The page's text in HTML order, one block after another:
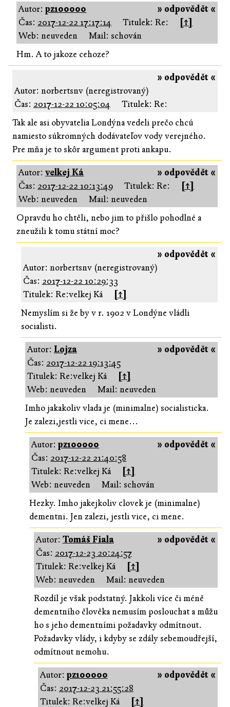
» odpovědět «
Autor:pz100000
Čas: 2017-12-22 17:17:14 Titulek: Re:
[↑]
Web: neuveden
Mail: schován
Hm. A to jakoze cehoze?
» odpovědět «
Autor: norbertsnv (neregistrovaný)
Čas: 2017-12-22 10:05:04
Titulek: Re:
Tak ale asi obyvatelia Londýna vedeli prečo chcú
namiesto súkromných dodávateľov vody verejného.
Pre mňa je to skôr argument proti ankapu.
» odpovědět «
Autor:velkej Ká
Čas: 2017-12-22 10:13:49 Titulek: Re:
[↑]
Web: neuveden
Mail: neuveden
Opravdu ho chtěli, nebo jim to přišlo pohodlné a
zneužili k tomu státní moc?
» odpovědět «
Autor: norbertsnv (neregistrovaný)
Čas: 2017-12-22 10:29:33
Titulek: Re:velkej Ká
[↑]
Nemyslím si že by v r. 1902 v Londýne vládli
socialisti.
» odpovědět «
Autor: Lojza
Čas: 2017-12-22 19:13:45
Titulek: Re:velkej Ká
[↑]
Web: neuveden
Mail: neuveden
Imho jakakoliv vlada je (minimalne) socialisticka.
Je zalezi,jestli vice, ci mene...
» odpovědět «
Autor:pz100000
Čas: 2017-12-22 21:40:58
Titulek: Re:velkej Ká
[↑]
Web: neuveden
Mail: schován
Hezky. Imho jakejkoliv clovek je (minimalne)
dementni. Jen zalezi, jestli vice, ci mene.
» odpovědět «
Autor: Tomáš Fiala
Čas: 2017-12-23 20:24:57
Titulek: Re:velkej Ká
[↑]
Web: neuveden
Mail: neuveden
Rozdíl je však podstatný. Jakkoli více či méně
dementního člověka nemusím poslouchat a můžu
ho s jeho dementními požadavky odmítnout.
Požadavky vlády, i kdyby se zdály sebemoudřejší,
odmítnout nemohu.
» odpovědět «
Autor: pz100000
Čas: 2017-12-23 21:55:28
Titulek: Re:velkej Ká
[↑]